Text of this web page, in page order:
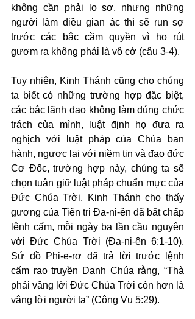
không cần phải lo sợ, nhưng những
người làm điều gian ác thì sẽ run sợ
trước các bậc cầm quyền vì họ rút
gươm ra không phải là vô cớ (câu 3-4).
Tuy nhiên, Kinh Thánh cũng cho chúng
ta biết có những trường hợp đặc biệt,
các bậc lãnh đạo không làm đúng chức
trách của mình, luật định họ đưa ra
nghịch với luật pháp của Chúa ban
hành, ngược lại với niềm tin và đạo đức
Cơ Đốc, trường hợp này, chúng ta sẽ
chọn tuân giữ luật pháp chuẩn mực của
Đức Chúa Trời. Kinh Thánh cho thấy
gương của Tiên tri Đa-ni-ên đã bất chấp
lệnh cấm, mỗi ngày ba lần cầu nguyện
với Đức Chúa Trời (Đa-ni-ên 6:1-10).
Sứ đồ Phi-e-rơ đã trả lời trước lệnh
cấm rao truyền Danh Chúa rằng, “Thà
phải vâng lời Đức Chúa Trời còn hơn là
vâng lời người ta” (Công Vụ 5:29).